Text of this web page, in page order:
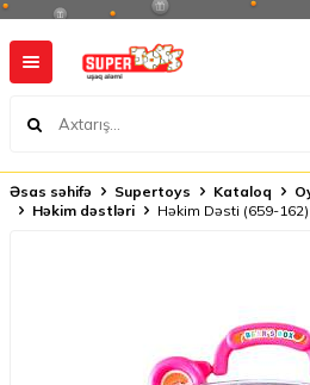
Əsas səhifə Supertoys Kataloq
Həkim dəstləri
Həkim Dəsti (659-162)